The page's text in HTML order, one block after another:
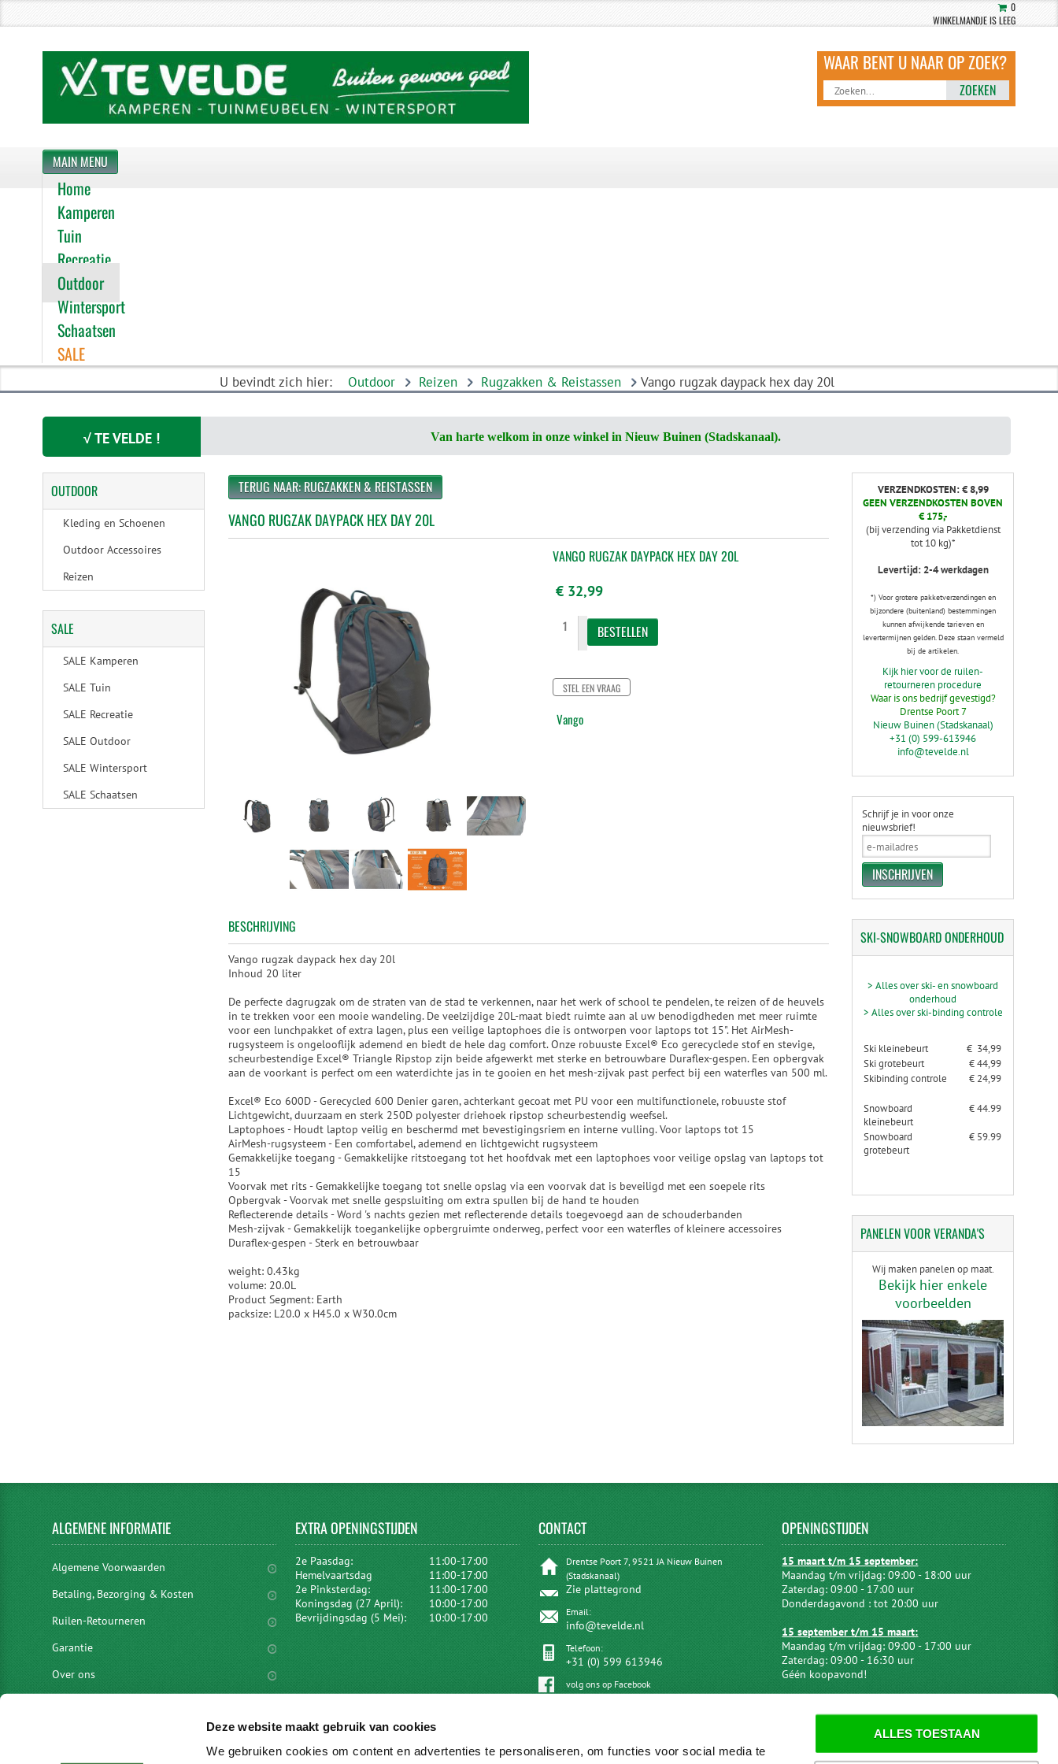
Deze website maakt gebruik van cookies
We gebruiken cookies om content en advertenties te personaliseren, om functies voor social media te
ALLES TOESTAAN
0
WINKELMANDJE IS LEEG
ZOEKEN
MAIN MENU
Home
Kamperen
Tuin
Recreatie
Outdoor
Wintersport
Schaatsen
SALE
U bevindt zich hier: Outdoor Reizen Rugzakken & Reistassen Vango rugzak daypack hex day 20l
√ TE VELDE ! Van harte welkom in onze winkel in Nieuw Buinen (Stadskanaal).
TERUG NAAR: RUGZAKKEN & REISTASSEN
VANGO RUGZAK DAYPACK HEX DAY 20L
VANGO RUGZAK DAYPACK HEX DAY 20L
€ 32,99
STEL EEN VRAAG
Vango
BESCHRIJVING
Vango rugzak daypack hex day 20l
Inhoud 20 liter
De perfecte dagrugzak om de straten van de stad te verkennen, naar het werk of school te pendelen, te reizen of de heuvels
in te trekken voor een mooie wandeling. De veelzijdige 20L-maat biedt ruimte aan al uw benodigdheden met meer ruimte
voor een lunchpakket of extra lagen, plus een veilige laptophoes die is ontworpen voor laptops tot 15". Het AirMesh-
rugsysteem is ongelooflijk ademend en biedt de hele dag comfort. Onze robuuste Excel® Eco gerecyclede stof en stevige,
scheurbestendige Excel® Triangle Ripstop zijn beide afgewerkt met sterke en betrouwbare Duraflex-gespen. Een opbergvak
aan de voorkant is perfect om een ​​waterdichte jas in te gooien en het mesh-zijvak past perfect bij een waterfles van 500 ml.
Excel® Eco 600D - Gerecycled 600 Denier garen, achterkant gecoat met PU voor een multifunctionele, robuuste stof
Lichtgewicht, duurzaam en sterk 250D polyester driehoek ripstop scheurbestendig weefsel.
Laptophoes - Houdt laptop veilig en beschermd met bevestigingsriem en interne vulling. Voor laptops tot 15
AirMesh-rugsysteem - Een comfortabel, ademend en lichtgewicht rugsysteem
Gemakkelijke toegang - Gemakkelijke ritstoegang tot het hoofdvak met een laptophoes voor veilige opslag van laptops tot
15
Voorvak met rits - Gemakkelijke toegang tot snelle opslag via een voorvak dat is beveiligd met een soepele rits
Opbergvak - Voorvak met snelle gespsluiting om extra spullen bij de hand te houden
Reflecterende details - Word 's nachts gezien met reflecterende details toegevoegd aan de schouderbanden
Mesh-zijvak - Gemakkelijk toegankelijke opbergruimte onderweg, perfect voor een waterfles of kleinere accessoires
Duraflex-gespen - Sterk en betrouwbaar
weight: 0.43kg
volume: 20.0L
Product Segment: Earth
packsize: L20.0 x H45.0 x W30.0cm
OUTDOOR
Kleding en Schoenen
Outdoor Accessoires
Reizen
SALE
SALE Kamperen
SALE Tuin
SALE Recreatie
SALE Outdoor
SALE Wintersport
SALE Schaatsen
VERZENDKOSTEN: € 8,99
GEEN VERZENDKOSTEN BOVEN
€ 175,-
(bij verzending via Pakketdienst
tot 10 kg)*
Levertijd: 2-4 werkdagen
*) Voor grotere pakketverzendingen en
bijzondere (buitenland) bestemmingen
kunnen afwijkende tarieven en
levertermijnen gelden. Deze staan vermeld
bij de artikelen.
Kijk hier voor de ruilen-
retourneren procedure
Waar is ons bedrijf gevestigd?
Drentse Poort 7
Nieuw Buinen (Stadskanaal)
+31 (0) 599-613946
info@tevelde.nl
Schrijf je in voor onze
nieuwsbrief!
SKI-SNOWBOARDONDERHOUD
> Alles over ski- en snowboard
onderhoud
> Alles over ski-binding controle
Ski kleinebeurt
€ 34,99
Ski grotebeurt
€ 44,99
Skibinding controle
€ 24,99
Snowboard
kleinebeurt
€ 44.99
Snowboard
grotebeurt
€ 59.99
PANELENVOOR VERANDA'S
Wij maken panelen op maat.
Bekijk hier enkele
voorbeelden
ALGEMENEINFORMATIE
Algemene Voorwaarden
Betaling, Bezorging & Kosten
Ruilen-Retourneren
Garantie
Over ons
EXTRAOPENINGSTIJDEN
2e Paasdag:
11:00-17:00
Hemelvaartsdag
11:00-17:00
2e Pinksterdag:
11:00-17:00
Koningsdag (27 April):
10:00-17:00
Bevrijdingsdag (5 Mei):
10:00-17:00
CONTACT
Drentse Poort 7, 9521 JA Nieuw Buinen
(Stadskanaal)
Zie plattegrond
Email:
info@tevelde.nl
Telefoon:
+31 (0) 599 613946
volg ons op Facebook
OPENINGSTIJDEN
15 maart t/m 15 september:
Maandag t/m vrijdag: 09:00 - 18:00 uur
Zaterdag: 09:00 - 17:00 uur
Donderdagavond : tot 20:00 uur
15 september t/m 15 maart:
Maandag t/m vrijdag: 09:00 - 17:00 uur
Zaterdag: 09:00 - 16:30 uur
Géén koopavond!